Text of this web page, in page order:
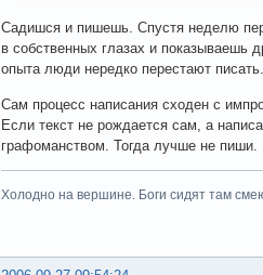
Садишся и пишешь. Спустя неделю
в собственных глазах и показываешь
опыта люди нередко перестают
Сам процесс написания сходен с
Если текст не рождается сам, а
графоманством. Тогда лучше не пиши.
Холодно на вершине. Боги сидят там